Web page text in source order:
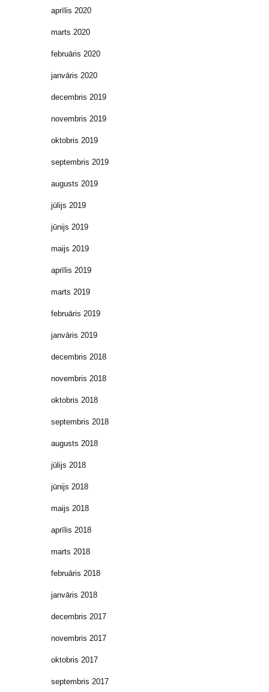
aprīlis 2020
marts 2020
februāris 2020
janvāris 2020
decembris 2019
novembris 2019
oktobris 2019
septembris 2019
augusts 2019
jūlijs 2019
jūnijs 2019
maijs 2019
aprīlis 2019
marts 2019
februāris 2019
janvāris 2019
decembris 2018
novembris 2018
oktobris 2018
septembris 2018
augusts 2018
jūlijs 2018
jūnijs 2018
maijs 2018
aprīlis 2018
marts 2018
februāris 2018
janvāris 2018
decembris 2017
novembris 2017
oktobris 2017
septembris 2017